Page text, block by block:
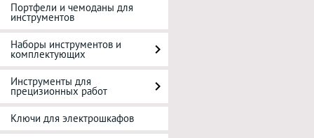
Портфели и чемоданы для
инструментов
Наборы инструментов и
комплектующих
Инструменты для
прецизионных работ
Ключи для электрошкафов